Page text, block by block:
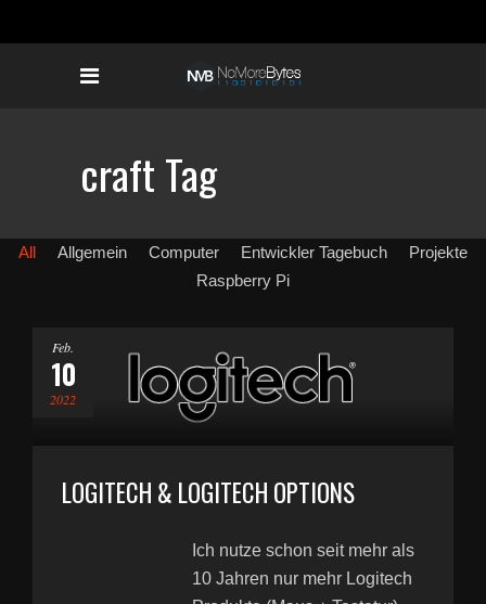
craft Tag
All Allgemein Computer Entwickler Tagebuch
Projekte
Raspberry Pi
Feb.
10
2022
LOGITECH & LOGITECH OPTIONS
Ich nutze schon seit mehr als
10 Jahren nur mehr Logitech